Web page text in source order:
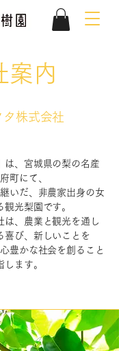
案内
タ株式会社
は、宮城県の梨の名産
町にて、
いだ、非農家出身の女
観光梨園です。
は、農業と観光を通し
喜び、新しいことを
豊かな社会を創ること
します。